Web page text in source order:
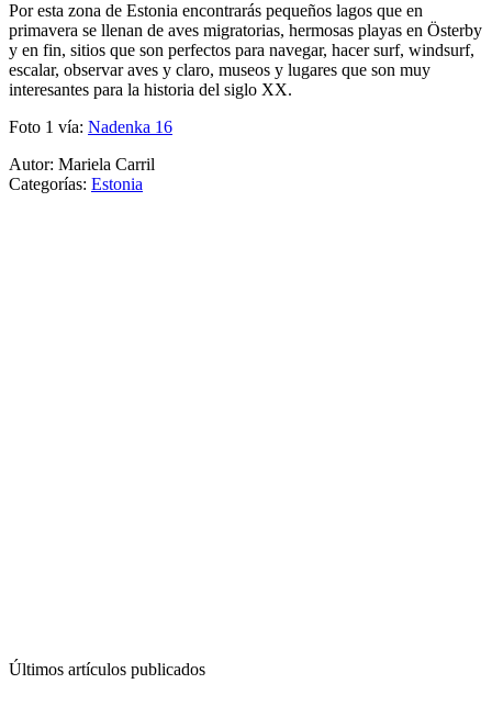
Por esta zona de Estonia encontrarás pequeños lagos que en
primavera se llenan de aves migratorias, hermosas playas en Österby
y en fin, sitios que son perfectos para navegar, hacer surf, windsurf,
escalar, observar aves y claro, museos y lugares que son muy
interesantes para la historia del siglo XX.
Foto 1 vía: Nadenka 16
Autor: Mariela Carril
Categorías: Estonia
Últimos artículos publicados